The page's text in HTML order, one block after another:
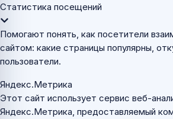
Статистика посещений
Помогают понять, как посетители
сайтом: какие страницы популярны,
пользователи.
Яндекс.Метрика
Этот сайт использует сервис веб-
Яндекс.Метрика, предоставляемый